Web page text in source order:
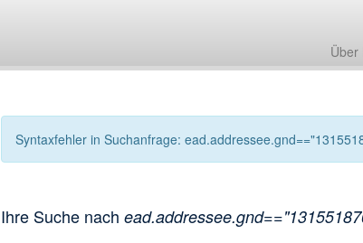
Über
Syntaxfehler in Suchanfrage:
Ihre Suche nach